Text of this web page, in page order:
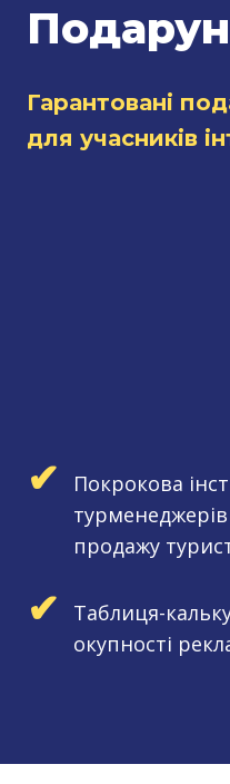
Покрокова
продажу
✔
✔
Таблиця-
окупності
Гарантовані
для учасників